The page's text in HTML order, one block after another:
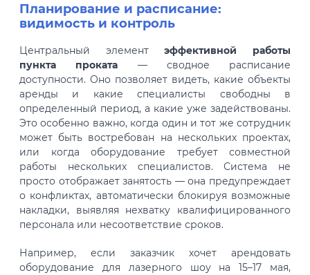
Планирование и расписание:
видимость и контроль
Центральный элементэффективной работы
пункта проката — сводное расписание
доступности. Оно позволяет видеть, какие объекты
аренды и какие специалисты свободны в
определенный период, а какие уже задействованы.
Это особенно важно, когда один и тот же сотрудник
может быть востребован на нескольких проектах,
или когда оборудование требует совместной
работы нескольких специалистов. Система не
просто отображает занятость — она предупреждает
о конфликтах, автоматически блокируя возможные
накладки, выявляя нехватку квалифицированного
персонала или несоответствие сроков.
Например, если заказчик хочет арендовать
оборудование для лазерного шоу на 15–17 мая,